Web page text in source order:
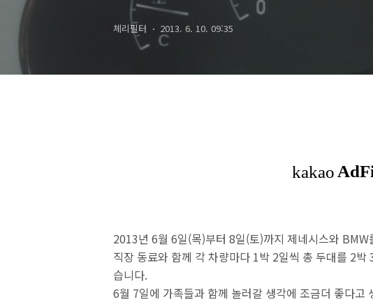
체리필터 2013. 6. 10. 09:35
2013년 6월 6일(목)부터 8일(토)까지 제네시스와
직장 동료와 함께 각 차량마다 1박 2일씩 총 두대를 2
습니다.
6월 7일에 가족들과 함께 놀러갈 생각에 조금더 좋다고